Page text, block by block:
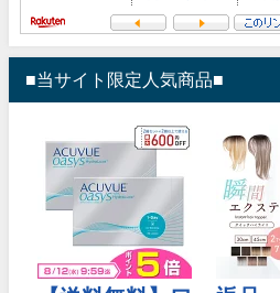
■当サイト限定人気商品■